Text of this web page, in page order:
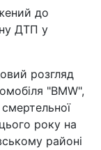
до
ДТП у
розгляд
"BMW",
року на
районі